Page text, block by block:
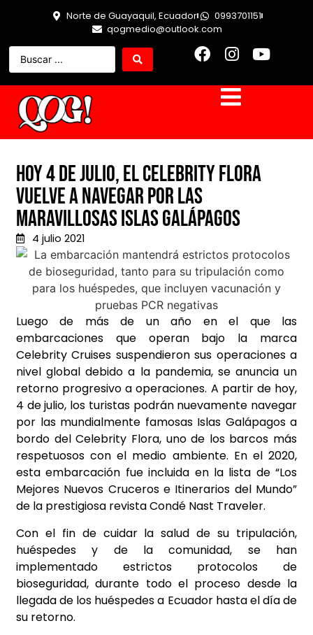
Norte de Guayaquil, Ecuador
0993701151
qogmedio@outlook.com
Hoy 4 de julio, el Celebrity Flora
vuelve a navegar por las
maravillosas Islas Galápagos
4 julio 2021
Luego de más de un año en el que las
embarcaciones que operan bajo la marca
Celebrity Cruises suspendieron sus operaciones a
nivel global debido a la pandemia, se anuncia un
retorno progresivo a operaciones. A partir de hoy,
4 de julio, los turistas podrán nuevamente navegar
por las mundialmente famosas Islas Galápagos a
bordo del Celebrity Flora, uno de los barcos más
respetuosos con el medio ambiente. En el 2020,
esta embarcación fue incluida en la lista de “Los
Mejores Nuevos Cruceros e Itinerarios del Mundo”
de la prestigiosa revista Condé Nast Traveler.
Con el fin de cuidar la salud de su tripulación,
huéspedes y de la comunidad, se han
implementado estrictos protocolos de
bioseguridad, durante todo el proceso desde la
llegada de los huéspedes a Ecuador hasta el día de
su retorno.